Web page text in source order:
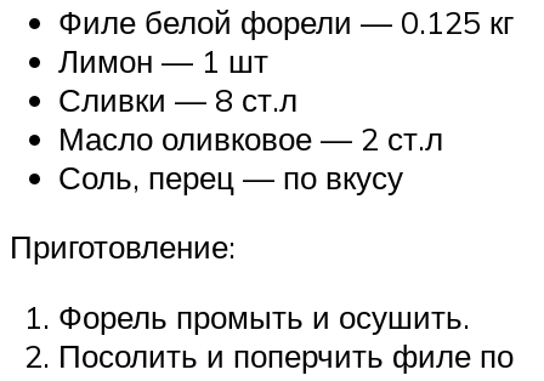
Филе белой форели — 0.125 кг
Лимон — 1 шт
Сливки — 8 ст.л
Масло оливковое — 2 ст.л
Соль, перец — по вкусу
Приготовление:
Форель промыть и осушить.
Посолить и поперчить филе по